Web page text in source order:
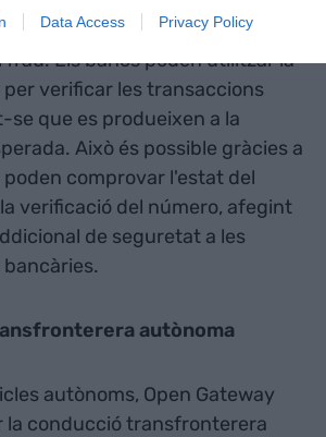
Data Access Privacy Policy
problemes de qualitat
Els bancs poden utilitzar la
verificar les transaccions
se que es produeixen a la
Això és possible gràcies a
poden comprovar l'estat del
verificació del número, afegint
de seguretat a les
autònoma
autònoms, Open Gateway
la conducció transfronterera